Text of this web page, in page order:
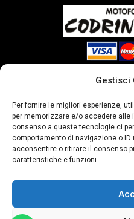
Gestisci
Per fornire le migliori esperienze,
per memorizzare e/o accedere alle
consenso a queste tecnologie ci
comportamento di navigazione o
acconsentire o ritirare il consenso
caratteristiche e funzioni.